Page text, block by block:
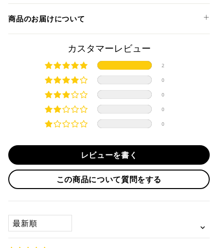
不明の場合はステップキットの品番や適合車種を直接ご連絡
ください。
クレジットカード
上記クレジットカードをご利用頂けます。
分割払い、リボ払い、3Dセキュア対応カードをご利用の
際は、『クレジットカード決済(3Dセキュア) - SBPS』を
ご選択ください。
商品発送時に決済完了となります。
対応支払回数について以下の通りです。
・分割払い (3,5,6,10,12,15,18,20,24回)
※ 分割払い、リボ払いは決済金額が税込10,000円以上の
場合のみご利用いただけます。
※ American Expressでの分割払いのご利用には、事前
す。
※ Diners Clubは分割払い非対応のため、一括払い・リ
ボ払いのみご利用頂けます。
商品のお届けについて
商品発送までの日数について
ご希望商品の在庫状況により異なります。 詳しくは該当商品
ページよりご希望のカラー、材質等(オプションがある場合)を
選択後に表示される納期をご確認ください。
国内在庫ありの場合
・平日16時までのご注文、お支払い完了で即日発送いたしま
・前払い決済（銀行振込等）の場合、15時までに弊社でのご
入金確認が完了いたしましたら即日発送いたします。
・お取り寄せ商品等を一緒にご注文の場合は、基本的にはお
取り寄せ商品が揃ってからの発送になります。別で発送をご
お取り寄せの場合
・商品ページの納期はあくまで目安になりますので、納期が
カスタマーレビュー
2
0
0
0
0
レビューを書く
この商品について質問をする